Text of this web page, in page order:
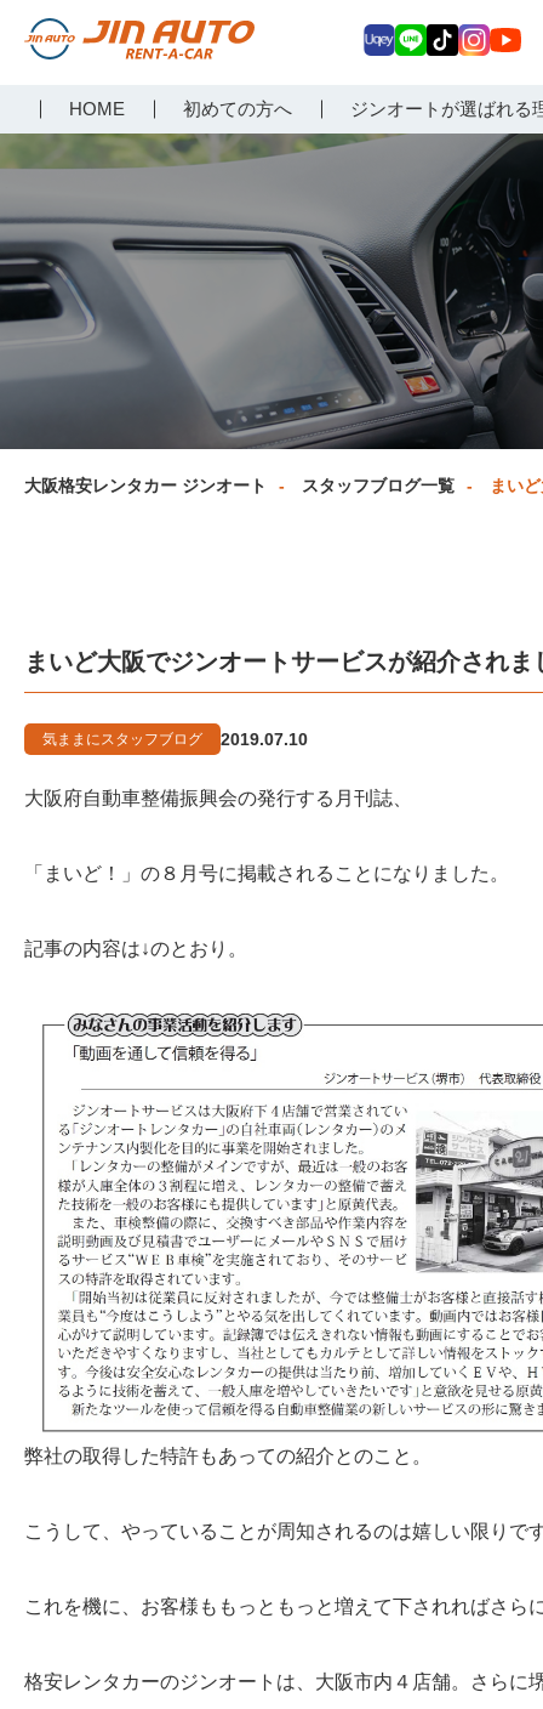
らジンオートレンタカー
HOME 初めての方へ ジンオートが選ばれる
ey E
Tokagr
am
uT
ub
大阪格安レンタカー ジンオート スタッフブログ一覧 まい
まいど大阪でジンオートサービスが紹介されま
気ままにスタッフブログ 2019.07.10
大阪府自動車整備振興会の発行する月刊誌、
「まいど！」の８月号に掲載されることになりました。
記事の内容は↓のとおり。
弊社の取得した特許もあっての紹介とのこと。
こうして、やっていることが周知されるのは嬉しい限りで
これを機に、お客様ももっともっと増えて下されればさら
格安レンタカーのジンオートは、大阪市内４店舗。さらに